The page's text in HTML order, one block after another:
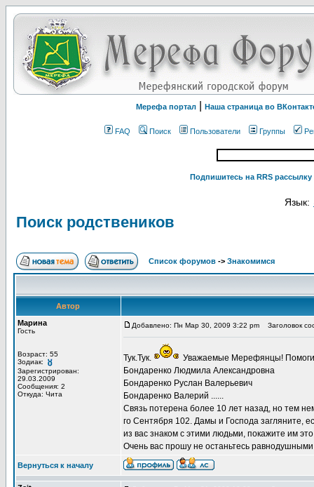
Мерефа портал Наша страница во
FAQ Поиск Пользователи Группы
Подпишитесь на RRS
Язык:
Поиск родствеников
Список форумов -> Знакомимся
Автор
Марина
Гость
Возраст: 55
Зодиак:
Зарегистрирован:
29.03.2009
Сообщения: 2
Откуда: Чита
Добавлено: Пн Мар 30, 2009 3:22 pm Заголовок
Тук.Тук.
Уважаемые Мерефянцы!
Бондаренко Людмила Александровна
Бондаренко Руслан Валерьевич
Бондаренко Валерий ......
Связь потерена более 10 лет назад, но тем
го Сентября 102. Дамы и Господа загляните,
из вас знаком с этими людьми, покажите им
Очень вас прошу не останьтесь
Вернуться к началу